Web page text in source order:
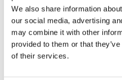
We also share information
our social media, advertising
may combine it with other
provided to them or that
of their services.
Aprende más aquí
Facebook